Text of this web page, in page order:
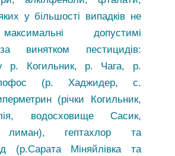
у більшості випадків не
допустимі
за винятком пестицидів:
р. Когильник, р. Чага, р.
(р. Хаджидер, с.
(річки Когильник,
водосховище Сасик,
лиман), гептахлор та
(р.Сарата Міняйлівка та